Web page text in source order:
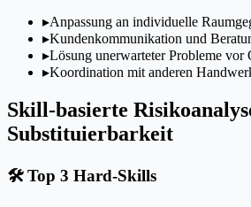
▸Anpassung an individuelle
▸Kundenkommunikation und
▸Lösung unerwarteter Probleme vor
▸Koordination mit anderen
Skill-basierte
Substituierbarkeit
🛠Top 3 Hard-Skills